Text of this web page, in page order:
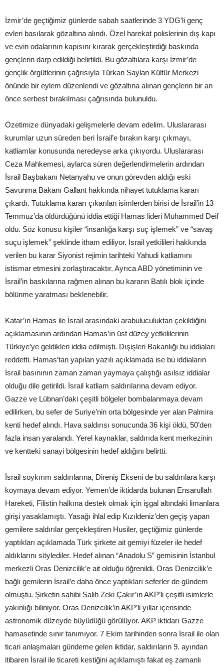
İzmir’de geçtiğimiz günlerde sabah saatlerinde 3 YDG’li genç
evleri basılarak gözaltına alındı. Özel harekat polislerinin dış kapı
ve evin odalarının kapısını kırarak gerçekleştirdiği baskında
gençlerin darp edildiği belirtildi. Bu gözaltılara karşı İzmir’de
gençlik örgütlerinin çağrısıyla Türkan Saylan Kültür Merkezi
önünde bir eylem düzenlendi ve gözaltına alınan gençlerin bir an
önce serbest bırakılması çağrısında bulunuldu.
Özetimize dünyadaki gelişmelerle devam edelim. Uluslararası
kurumlar uzun süreden beri İsrail’e bırakın karşı çıkmayı,
katliamlar konusunda neredeyse arka çıkıyordu. Uluslararası
Ceza Mahkemesi, aylarca süren değerlendirmelerin ardından
İsrail Başbakanı Netanyahu ve onun görevden aldığı eski
Savunma Bakanı Gallant hakkında nihayet tutuklama kararı
çıkardı. Tutuklama kararı çıkarılan isimlerden birisi de İsrail’in 13
Temmuz’da öldürdüğünü iddia ettiği Hamas lideri Muhammed Deif
oldu. Söz konusu kişiler “insanlığa karşı suç işlemek” ve “savaş
suçu işlemek” şeklinde itham ediliyor. Israil yetkilileri hakkında
verilen bu karar Siyonist rejimin tarihteki Yahudi katliamını
istismar etmesini zorlaştıracaktır. Ayrıca ABD yönetiminin ve
İsrail’in baskılarına rağmen alınan bu kararın Batılı blok içinde
bölünme yaratması beklenebilir.
Katar’ın Hamas ile İsrail arasındaki arabuluculuktan çekildiğini
açıklamasının ardından Hamas’ın üst düzey yetkililerinin
Türkiye’ye geldikleri iddia edilmişti. Dışişleri Bakanlığı bu iddiaları
reddetti. Hamas’tan yapılan yazılı açıklamada ise bu iddiaların
İsrail basınının zaman zaman yaymaya çalıştığı asılsız iddialar
olduğu dile getirildi. İsrail katliam saldırılarına devam ediyor.
Gazze ve Lübnan’daki çeşitli bölgeler bombalanmaya devam
edilirken, bu sefer de Suriye’nin orta bölgesinde yer alan Palmira
kenti hedef alındı. Hava saldırısı sonucunda 36 kişi öldü, 50’den
fazla insan yaralandı. Yerel kaynaklar, saldırıda kent merkezinin
ve kentteki sanayi bölgesinin hedef aldığını belirtti.
İsrail soykırım saldırılarına, Direniş Ekseni de bu saldırılara karşı
koymaya devam ediyor. Yemen’de iktidarda bulunan Ensarullah
Hareketi, Filistin halkına destek olmak için işgal altındaki limanlara
girişi yasaklamıştı. Yasağı ihlal edip Kızıldeniz’den geçiş yapan
gemilere saldırılar gerçekleştiren Husiler, geçtiğimiz günlerde
yaptıkları açıklamada Türk şirkete ait gemiyi füzeler ile hedef
aldıklarını söylediler. Hedef alınan “Anadolu S” gemisinin İstanbul
merkezli Oras Denizcilik’e ait olduğu öğrenildi. Oras Denizcilik’e
bağlı gemilerin İsrail’e daha önce yaptıkları seferler de gündem
olmuştu. Şirketin sahibi Salih Zeki Çakır’ın AKP’li çeşitli isimlerle
yakınlığı biliniyor. Oras Denizcilik’in AKP’li yıllar içerisinde
astronomik düzeyde büyüdüğü görülüyor. AKP iktidarı Gazze
hamasetinde sınır tanımıyor. 7 Ekim tarihinden sonra İsrail ile olan
ticari anlaşmaları gündeme gelen iktidar, saldırıların 9. ayından
itibaren İsrail ile ticareti kestiğini açıklamıştı fakat eş zamanlı